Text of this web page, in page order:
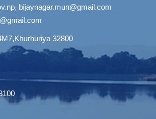
, bijaynagar.mun@gmail.com
32800